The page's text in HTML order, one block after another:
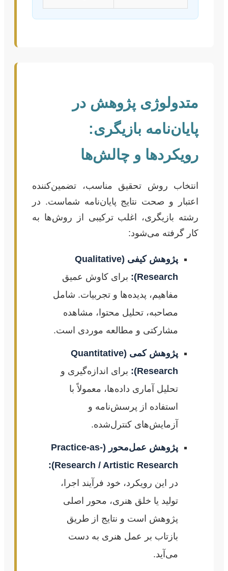
متدولوژی پژوهش در
پایان‌نامه بازیگری:
رویکردها و چالش‌ها
انتخاب روش تحقیق مناسب، تضمین‌کننده
اعتبار و صحت نتایج پایان‌نامه شماست. در
رشته بازیگری، اغلب ترکیبی از روش‌ها به
کار گرفته می‌شود:
پژوهش کیفی (Qualitative
Research):
برای کاوش عمیق
مفاهیم، پدیده‌ها و تجربیات. شامل
مصاحبه، تحلیل محتوا، مشاهده
مشارکتی و مطالعه موردی است.
پژوهش کمی (Quantitative
Research):
برای اندازه‌گیری و
تحلیل آماری داده‌ها، معمولاً با
استفاده از پرسش‌نامه و
آزمایش‌های کنترل‌شده.
پژوهش عمل‌محور (Practice-as-
Research / Artistic Research):
در این رویکرد، خود فرآیند اجرا،
تولید یا خلق هنری، محور اصلی
پژوهش است و نتایج از طریق
بازتاب بر عمل هنری به دست
می‌آید.